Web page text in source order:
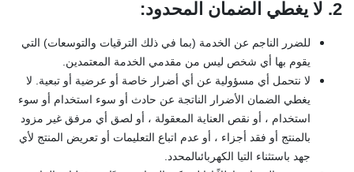
2
. لا يغطي الضمان المحدود:
للضرر الناجم عن الخدمة (بما في ذلك الترقيات والتوسعات) التي
يقوم بها أي شخص ليس من مقدمي الخدمة المعتمدين.
لا نتحمل أي مسؤولية عن أي أضرار خاصة أو عرضية أو تبعية. لا
يغطي الضمان الأضرار الناتجة عن حادث أو سوء استخدام أو سوء
استخدام ، أو نقص العناية المعقولة ، أو لصق أي مرفق غير مزود
بالمنتج أو فقد أجزاء ، أو عدم اتباع التعليمات أو تعريض المنتج لأي
جهد باستثناء التيا الكهربائىالمحدد.